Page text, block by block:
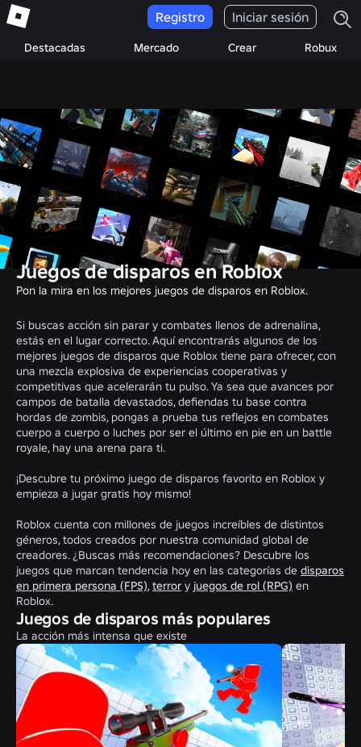
Destacadas Mercado Crear Robux
Registro Iniciar sesión
Juegos de disparos en Roblox
Pon la mira en los mejores juegos de disparos en Roblox.
Si buscas acción sin parar y combates llenos de adrenalina,
estás en el lugar correcto. Aquí encontrarás algunos de los
mejores juegos de disparos que Roblox tiene para ofrecer, con
una mezcla explosiva de experiencias cooperativas y
competitivas que acelerarán tu pulso. Ya sea que avances por
campos de batalla devastados, defiendas tu base contra
hordas de zombis, pongas a prueba tus reflejos en combates
cuerpo a cuerpo o luches por ser el último en pie en un battle
royale, hay una arena para ti.
¡Descubre tu próximo juego de disparos favorito en Roblox y
empieza a jugar gratis hoy mismo!
Roblox cuenta con millones de juegos increíbles de distintos
géneros, todos creados por nuestra comunidad global de
creadores. ¿Buscas más recomendaciones? Descubre los
juegos que marcan tendencia hoy en las categorías de disparos
en primera persona (FPS),terrory juegos de rol (RPG) en
Roblox.
Juegos de disparos más populares
La acción más intensa que existe